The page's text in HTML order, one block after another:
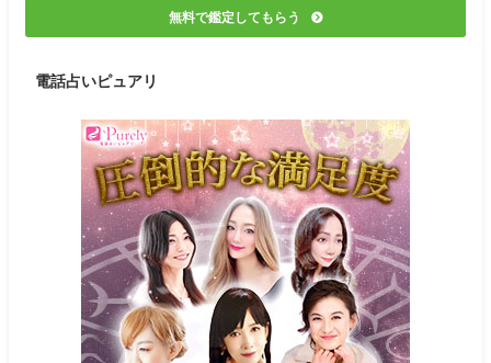
無料で鑑定してもらう
電話占いピュアリ